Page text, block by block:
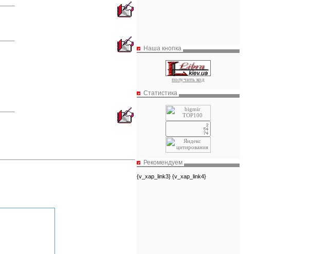
Наша кнопка
получить код
Статистика
Рекомендуем
{v_xap_link3} {v_xap_link4}